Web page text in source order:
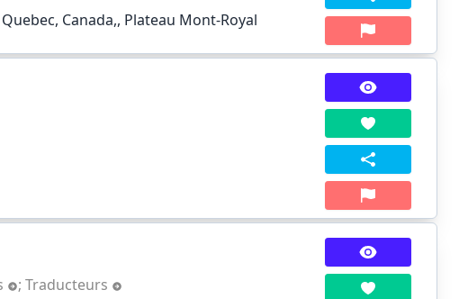
Canada,, Plateau Mont-Royal
; Traducteurs